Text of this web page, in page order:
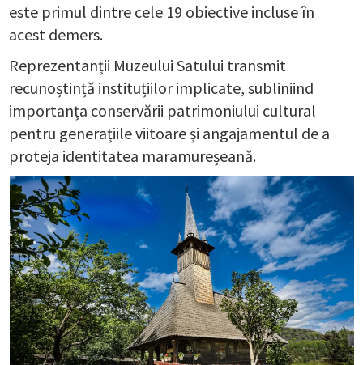
este primul dintre cele 19 obiective incluse în
acest demers.
Reprezentanții Muzeului Satului transmit
recunoștință instituțiilor implicate, subliniind
importanța conservării patrimoniului cultural
pentru generațiile viitoare și angajamentul de a
proteja identitatea maramureșeană.